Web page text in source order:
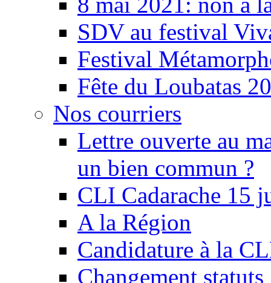
SDV au festival
Festival
Fête du Loubatas
Nos courriers
Lettre ouverte au
un bien commun ?
CLI Cadarache 15
A la Région
Candidature à la
Changement